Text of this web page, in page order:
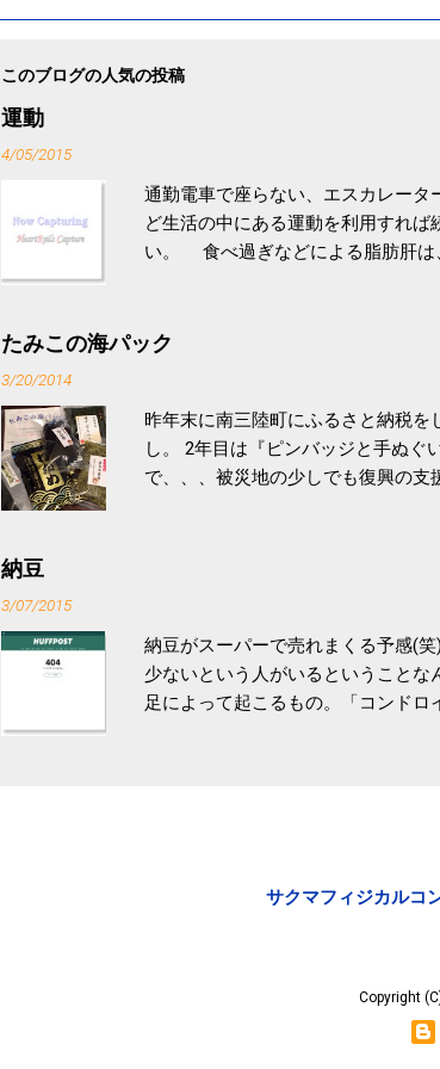
このブログの人気の投稿
運動
4/05/2015
通勤電車で座らない、エスカレー
ど生活の中にある運動を利用すれ
い。 食べ過ぎなどによる脂肪肝は
ル性脂肪性肝疾患。体重は減らな
続けることが有用」としている。
たみこの海パック
3/20/2014
昨年末に南三陸町にふるさと納税
し。 2年目は『ピンバッジと手ぬぐ
で、、、被災地の少しでも復興の支
税になるということもあって始め
納豆
3/07/2015
納豆がスーパーで売れまくる予感(
少ないという人がいるということ
足によって起こるもの。「コンドロ
いためには、食生活で「コンドロ
豆」！ 1日1パックでコンドロイチ
味しい食べかた」は、 ・賞味期限
目安が30回～40回程度。 またタレ
り一層引き立つそうです。 関節の
給 | セルフドクターニュース そこ
うが身体にお財布にも良さそうな
サクマフィジカルコ
Copyright